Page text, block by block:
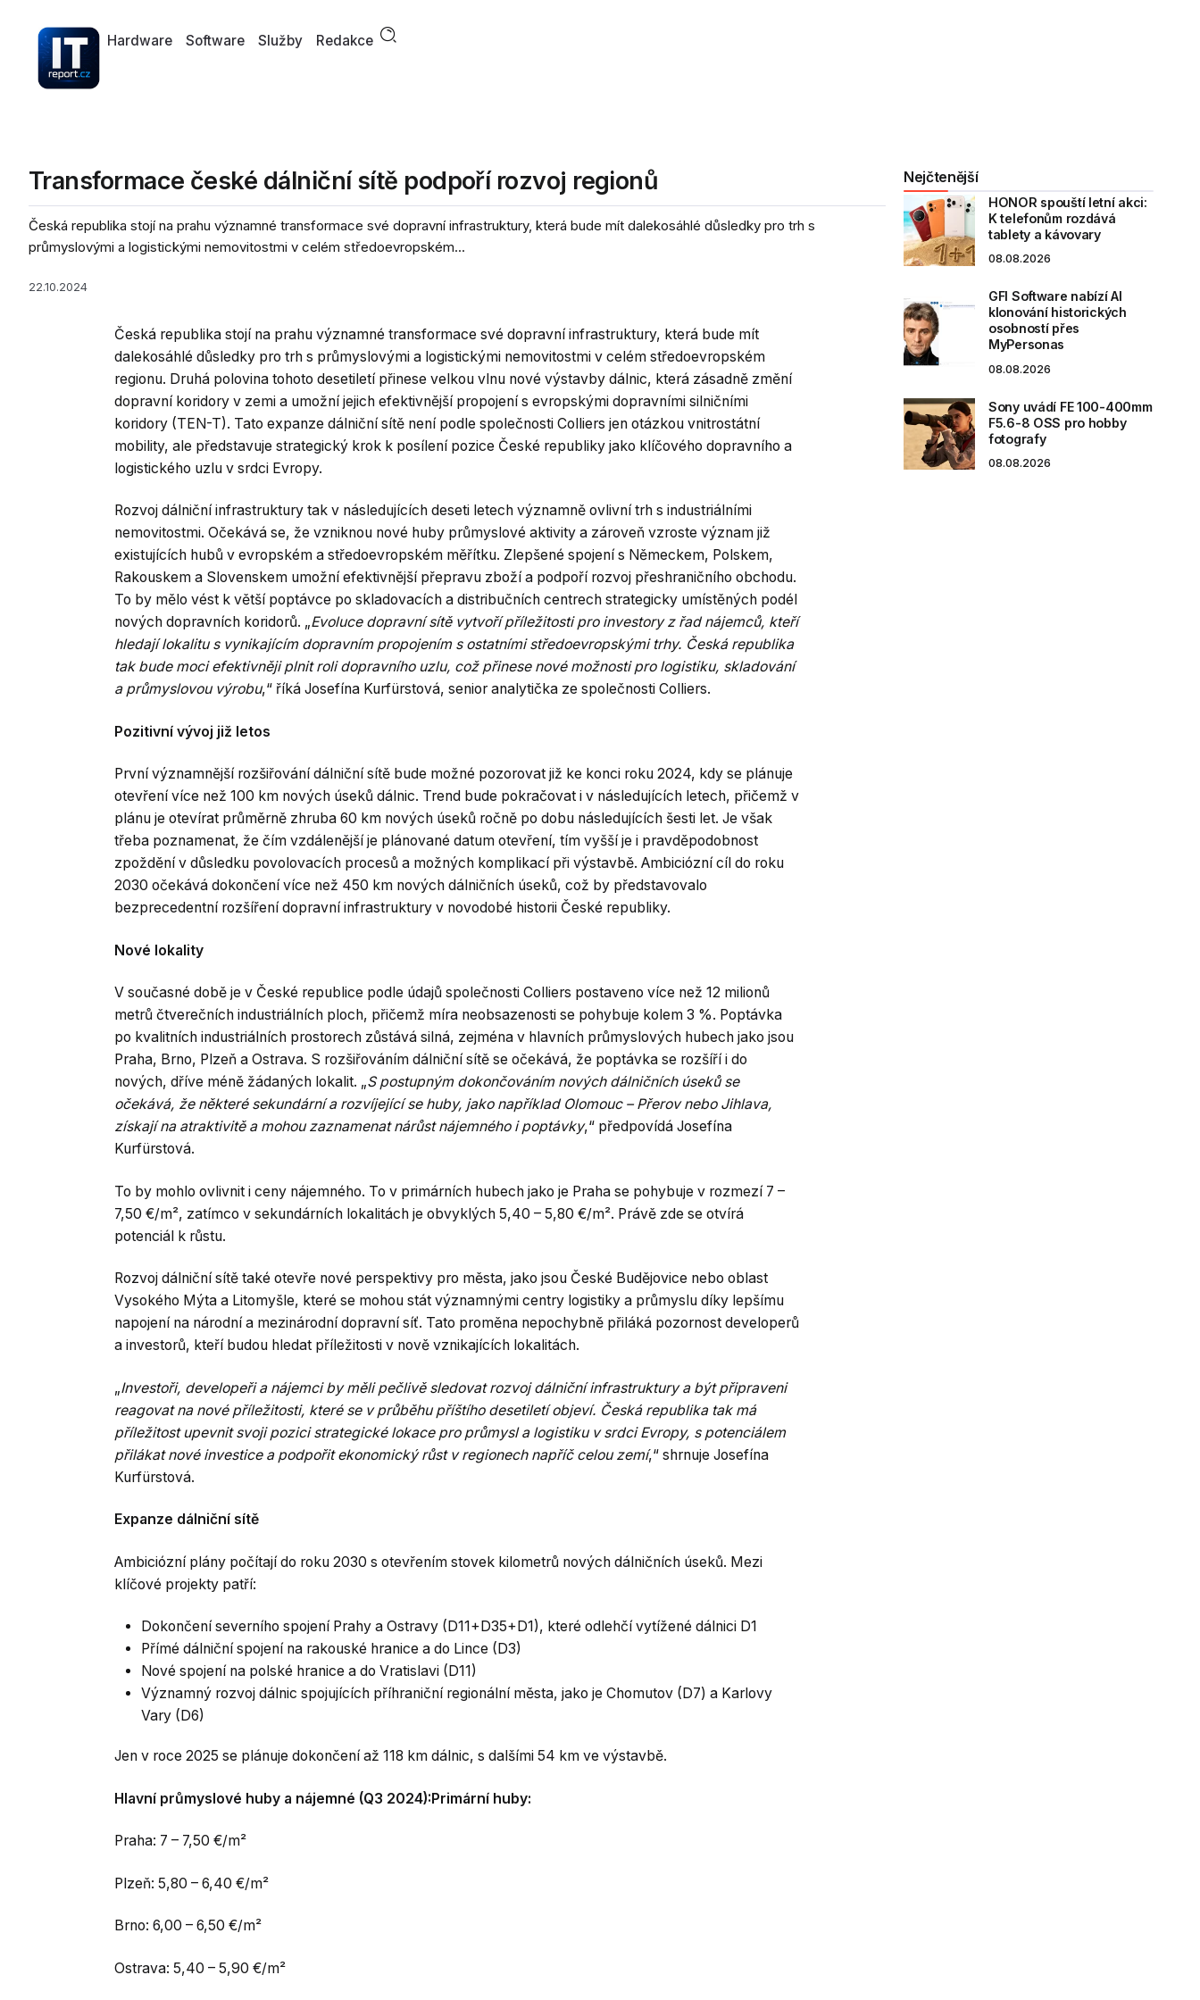
Hardware Software Služby Redakce
Transformace české dálniční sítě podpoří rozvoj regionů
Česká republika stojí na prahu významné transformace své dopravní infrastruktury, která bude mít dalekosáhlé důsledky pro trh s
průmyslovými a logistickými nemovitostmi v celém středoevropském...
22.10.2024
Česká republika stojí na prahu významné transformace své dopravní infrastruktury, která bude mít
dalekosáhlé důsledky pro trh s průmyslovými a logistickými nemovitostmi v celém středoevropském
regionu. Druhá polovina tohoto desetiletí přinese velkou vlnu nové výstavby dálnic, která zásadně změní
dopravní koridory v zemi a umožní jejich efektivnější propojení s evropskými dopravními silničními
koridory (TEN-T). Tato expanze dálniční sítě není podle společnosti Colliers jen otázkou vnitrostátní
mobility, ale představuje strategický krok k posílení pozice České republiky jako klíčového dopravního a
logistického uzlu v srdci Evropy.
Rozvoj dálniční infrastruktury tak v následujících deseti letech významně ovlivní trh s industriálními
nemovitostmi. Očekává se, že vzniknou nové huby průmyslové aktivity a zároveň vzroste význam již
existujících hubů v evropském a středoevropském měřítku. Zlepšené spojení s Německem, Polskem,
Rakouskem a Slovenskem umožní efektivnější přepravu zboží a podpoří rozvoj přeshraničního obchodu.
To by mělo vést k větší poptávce po skladovacích a distribučních centrech strategicky umístěných podél
nových dopravních koridorů. „Evoluce dopravní sítě vytvoří příležitosti pro investory z řad nájemců, kteří
hledají lokalitu s vynikajícím dopravním propojením s ostatními středoevropskými trhy. Česká republika
tak bude moci efektivněji plnit roli dopravního uzlu, což přinese nové možnosti pro logistiku, skladování
a průmyslovou výrobu,“ říká Josefína Kurfürstová, senior analytička ze společnosti Colliers.
Pozitivní vývoj již letos
První významnější rozšiřování dálniční sítě bude možné pozorovat již ke konci roku 2024, kdy se plánuje
otevření více než 100 km nových úseků dálnic. Trend bude pokračovat i v následujících letech, přičemž v
plánu je otevírat průměrně zhruba 60 km nových úseků ročně po dobu následujících šesti let. Je však
třeba poznamenat, že čím vzdálenější je plánované datum otevření, tím vyšší je i pravděpodobnost
zpoždění v důsledku povolovacích procesů a možných komplikací při výstavbě. Ambiciózní cíl do roku
2030 očekává dokončení více než 450 km nových dálničních úseků, což by představovalo
bezprecedentní rozšíření dopravní infrastruktury v novodobé historii České republiky.
Nové lokality
V současné době je v České republice podle údajů společnosti Colliers postaveno více než 12 milionů
metrů čtverečních industriálních ploch, přičemž míra neobsazenosti se pohybuje kolem 3 %. Poptávka
po kvalitních industriálních prostorech zůstává silná, zejména v hlavních průmyslových hubech jako jsou
Praha, Brno, Plzeň a Ostrava. S rozšiřováním dálniční sítě se očekává, že poptávka se rozšíří i do
nových, dříve méně žádaných lokalit. „S postupným dokončováním nových dálničních úseků se
očekává, že některé sekundární a rozvíjející se huby, jako například Olomouc – Přerov nebo Jihlava,
získají na atraktivitě a mohou zaznamenat nárůst nájemného i poptávky,“ předpovídá Josefína
Kurfürstová.
To by mohlo ovlivnit i ceny nájemného. To v primárních hubech jako je Praha se pohybuje v rozmezí 7 –
7,50 €/m², zatímco v sekundárních lokalitách je obvyklých 5,40 – 5,80 €/m². Právě zde se otvírá
potenciál k růstu.
Rozvoj dálniční sítě také otevře nové perspektivy pro města, jako jsou České Budějovice nebo oblast
Vysokého Mýta a Litomyšle, které se mohou stát významnými centry logistiky a průmyslu díky lepšímu
napojení na národní a mezinárodní dopravní síť. Tato proměna nepochybně přiláká pozornost developerů
a investorů, kteří budou hledat příležitosti v nově vznikajících lokalitách.
„Investoři, developeři a nájemci by měli pečlivě sledovat rozvoj dálniční infrastruktury a být připraveni
reagovat na nové příležitosti, které se v průběhu příštího desetiletí objeví. Česká republika tak má
příležitost upevnit svoji pozici strategické lokace pro průmysl a logistiku v srdci Evropy, s potenciálem
přilákat nové investice a podpořit ekonomický růst v regionech napříč celou zemí,“ shrnuje Josefína
Kurfürstová.
Expanze dálniční sítě
Ambiciózní plány počítají do roku 2030 s otevřením stovek kilometrů nových dálničních úseků. Mezi
klíčové projekty patří:
Dokončení severního spojení Prahy a Ostravy (D11+D35+D1), které odlehčí vytížené dálnici D1
Přímé dálniční spojení na rakouské hranice a do Lince (D3)
Nové spojení na polské hranice a do Vratislavi (D11)
Významný rozvoj dálnic spojujících příhraniční regionální města, jako je Chomutov (D7) a Karlovy
Vary (D6)
Jen v roce 2025 se plánuje dokončení až 118 km dálnic, s dalšími 54 km ve výstavbě.
Hlavní průmyslové huby a nájemné (Q3 2024):Primární huby:
Praha: 7 – 7,50 €/m²
Plzeň: 5,80 – 6,40 €/m²
Brno: 6,00 – 6,50 €/m²
Ostrava: 5,40 – 5,90 €/m²
Nejčtenější
HONOR spouští letní akci:
K telefonům rozdává
tablety a kávovary
08.08.2026
GFI Software nabízí AI
klonování historických
osobností přes
MyPersonas
08.08.2026
Sony uvádí FE 100-400mm
F5.6-8 OSS pro hobby
fotografy
08.08.2026